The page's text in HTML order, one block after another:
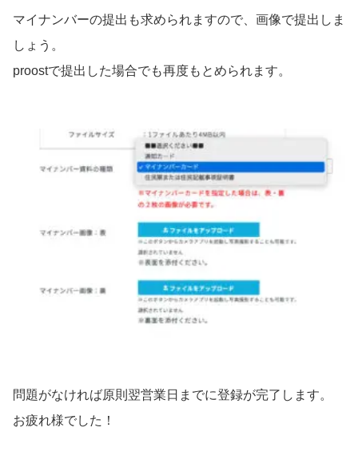
マイナンバーの提出も求められますので、画像で提出しま
しょう。
proostで提出した場合でも再度もとめられます。
問題がなければ原則翌営業日までに登録が完了します。
お疲れ様でした！